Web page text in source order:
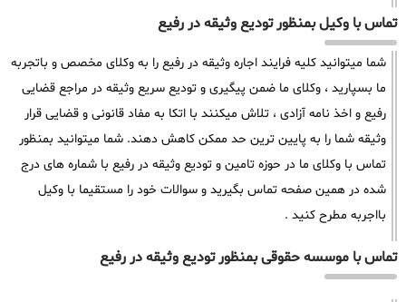
تماس با وکیل بمنظور تودیع وثیقه در رفیع
شما میتوانید کلیه فرایند اجاره وثیقه در رفیع را به وکلای مخصص و باتجربه
ما بسپارید ، وکلای ما ضمن پیگیری و تودیع سریع وثیقه در مراجع قضایی
رفیع و اخذ نامه آزادی ، تلاش میکنند با اتکا به مفاد قانونی و قضایی قرار
وثیقه شما را به پایین ترین حد ممکن کاهش دهند. شما میتوانید بمنظور
تماس با وکلای ما در حوزه تامین و تودیع وثیقه در رفیع با شماره های درج
شده در همین صفحه تماس بگیرید و سوالات خود را مستقیما با وکیل
بااجربه مطرح کنید .
تماس با موسسه حقوقی بمنظور تودیع وثیقه در رفیع